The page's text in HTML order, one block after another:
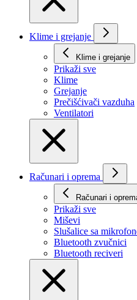
Klime i grejanje
Klime i grejanje
Prikaži svе
Klime
Grejanje
Prečišćivači vazduha
Ventilatori
Računari i oprema
Računari i
Prikaži svе
Miševi
Slušalice sa
Bluetooth zvučnici
Bluetooth reciveri